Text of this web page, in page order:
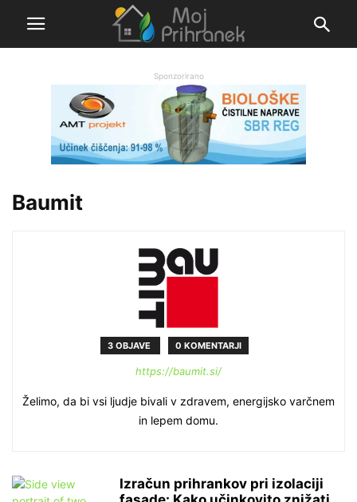
Sponzorirano
Baumit
3 OBJAVE 0 KOMENTARJI
https://baumit.si/
Želimo, da bi vsi ljudje bivali v zdravem, energijsko varčnem
in lepem domu.
Izračun prihrankov pri izolaciji